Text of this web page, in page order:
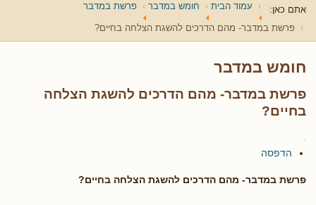
אתם כאן: עמוד הבית חומש במדבר פרשת במדבר
פרשת במדבר- מהם הדרכים להשגת הצלחה בחיים?
חומש במדבר
פרשת במדבר- מהם הדרכים להשגת הצלחה
בחיים?
הדפסה
פרשת במדבר- מהם הדרכים להשגת הצלחה בחיים?